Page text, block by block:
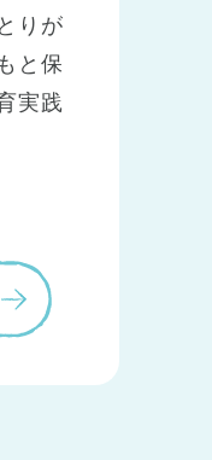
りが
と保
実践